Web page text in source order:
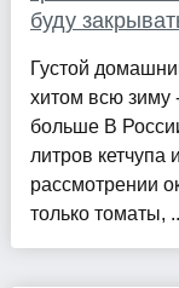
буду
Густой
хитом всю зиму
больше В
литров
рассмотрении
только томаты,